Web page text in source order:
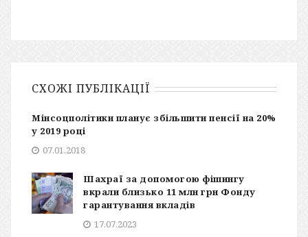
СХОЖІ ПУБЛІКАЦІЇ
Мінсоцполітики планує збільшити пенсії на 20%
у 2019 році
07.01.2018
Шахраї за допомогою фішингу
вкрали близько 11 млн грн Фонду
гарантування вкладів
17.07.2023